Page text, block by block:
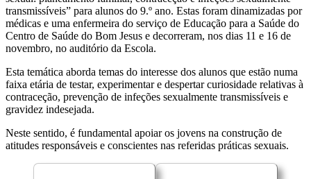
transmissíveis” para alunos do 9.º ano. Estas foram dinamizadas por
médicas e uma enfermeira do serviço de Educação para a Saúde do
Centro de Saúde do Bom Jesus e decorreram, nos dias 11 e 16 de
novembro, no auditório da Escola.
Esta temática aborda temas do interesse dos alunos que estão numa
faixa etária de testar, experimentar e despertar curiosidade relativas à
contraceção, prevenção de infeções sexualmente transmissíveis e
gravidez indesejada.
Neste sentido, é fundamental apoiar os jovens na construção de
atitudes responsáveis e conscientes nas referidas práticas sexuais.